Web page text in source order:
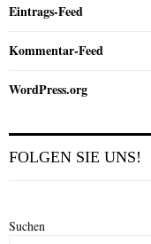
Eintrags-Feed
Kommentar-Feed
WordPress.org
FOLGEN SIE UNS!
Suchen